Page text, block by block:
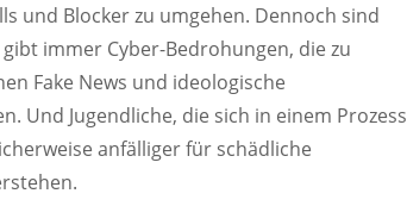
und Blocker zu umgehen. Dennoch sind
immer Cyber-Bedrohungen, die zu
Fake News und ideologische
Und Jugendliche, die sich in einem Prozess
anfälliger für schädliche